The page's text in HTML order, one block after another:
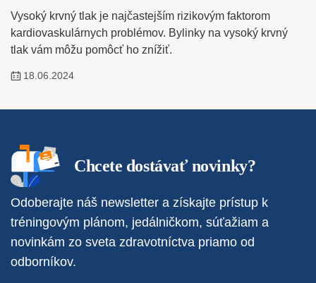
Vysoký krvný tlak je najčastejším rizikovým faktorom
kardiovaskulárnych problémov. Bylinky na vysoký krvný
tlak vám môžu pomôcť ho znížiť.
18.06.2024
Chcete dostávať novinky?
Odoberajte náš newsletter a získajte prístup k
tréningovým plánom, jedálničkom, súťažiam a
novinkám zo sveta zdravotníctva priamo od
odborníkov.